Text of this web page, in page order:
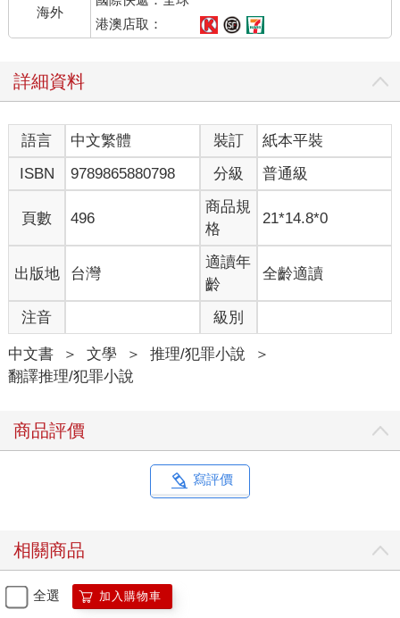
海外
港澳店取：
詳細資料
語言 中文繁體 裝訂
紙本平裝
ISBN
9789865880798 分級 普通級
頁數 496
商品規
格
21*14.8*0
出版地 台灣
適讀年
齡
全齡適讀
注音 級別
中文書 ＞ 文學 ＞ 推理/犯罪小說
＞
翻譯推理/犯罪小說
商品評價
寫評價
相關商品
全選 加入購物車